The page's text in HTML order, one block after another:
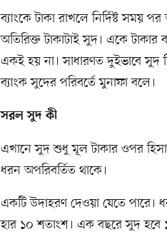
ব্যাংকে টাকা রাখলে নির্দিষ্ট সময়
অতিরিক্ত টাকাটাই সুদ। একে
একই হয় না। সাধারণত দুইভাবে
ব্যাংক সুদের পরিবর্তে মুনাফা বলে।
সরল সুদ কী
এখানে সুদ শুধু মূল টাকার ওপর
ধরন অপরিবর্তিত থাকে।
একটি উদাহরণ দেওয়া যেতে পারে।
হার ১০ শতাংশ। এক বছরে সুদ হবে